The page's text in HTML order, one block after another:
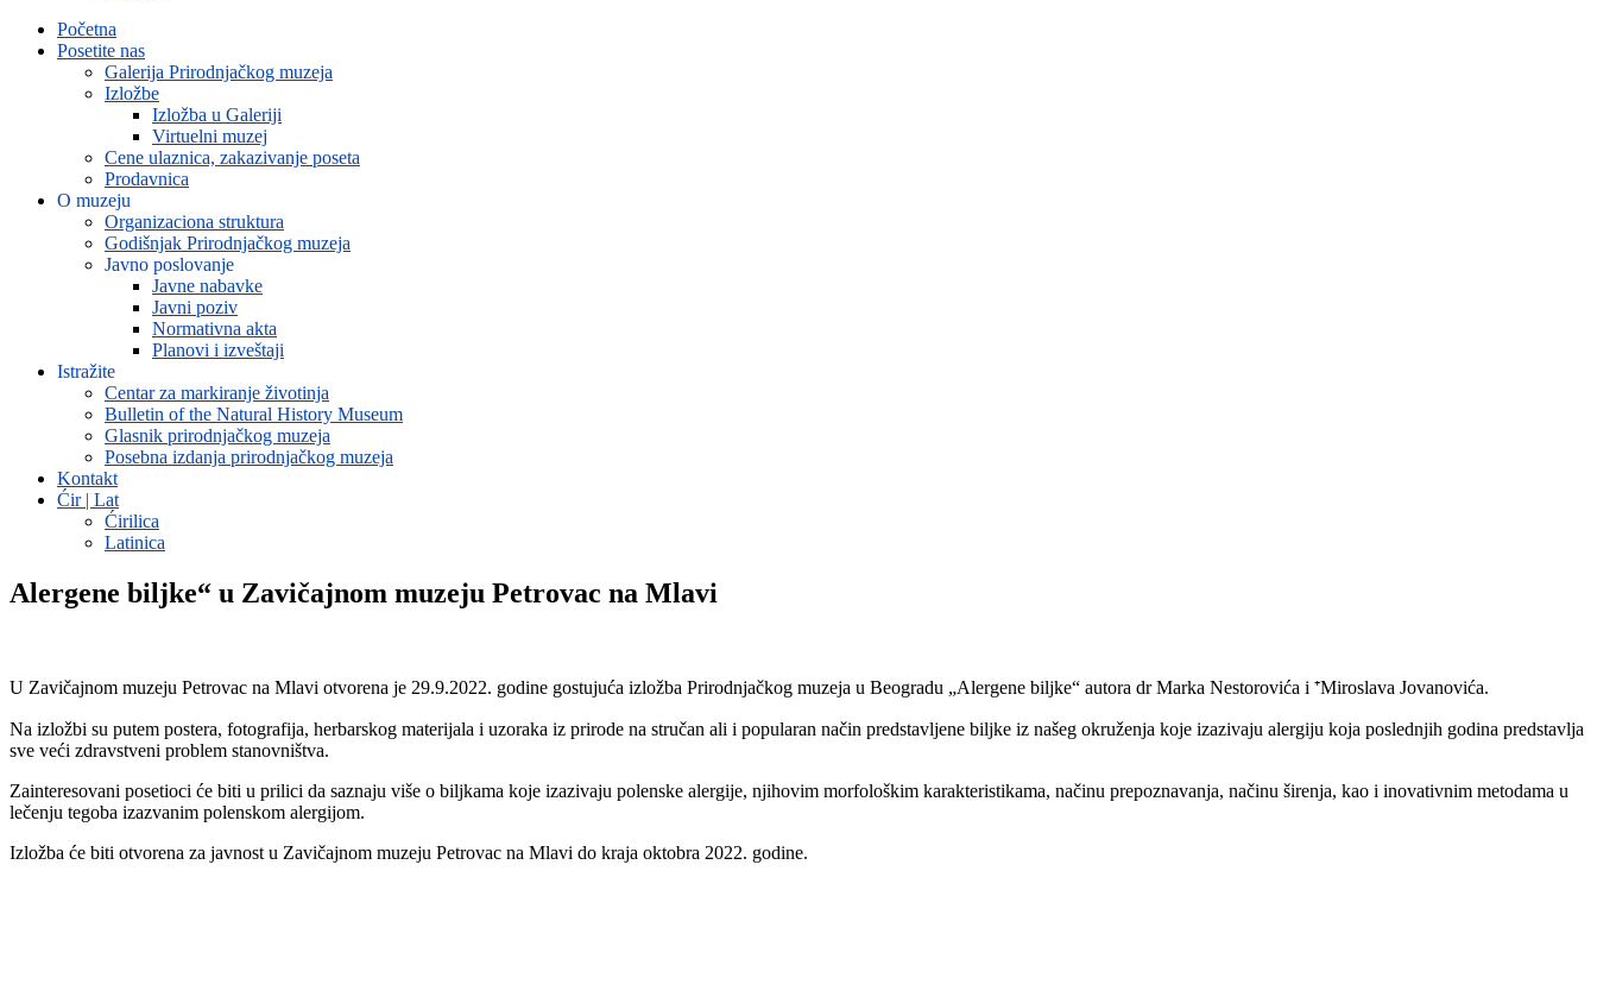
Početna
Posetite nas
Galerija Prirodnjačkog muzeja
Izložbe
Izložba u Galeriji
Virtuelni muzej
Cene ulaznica, zakazivanje poseta
Prodavnica
O muzeju
Organizaciona struktura
Godišnjak Prirodnjačkog muzeja
Javno poslovanje
Javne nabavke
Javni poziv
Normativna akta
Planovi i izveštaji
Istražite
Centar za markiranje životinja
Bulletin of the Natural History Museum
Glasnik prirodnjačkog muzeja
Posebna izdanja prirodnjačkog muzeja
Kontakt
Ćir | Lat
Ćirilica
Latinica
Alergene biljke“ u Zavičajnom muzeju Petrovac na Mlavi
U Zavičajnom muzeju Petrovac na Mlavi otvorena je 29.9.2022. godine gostujuća izložba Prirodnjačkog muzeja u Beogradu „Alergene biljke“ autora dr Marka Nestorovića i ⁺Miroslava Jovanovića.
Na izložbi su putem postera, fotografija, herbarskog materijala i uzoraka iz prirode na stručan ali i popularan način predstavljene biljke iz našeg okruženja koje izazivaju alergiju koja poslednjih godina predstavlja
sve veći zdravstveni problem stanovništva.
Zainteresovani posetioci će biti u prilici da saznaju više o biljkama koje izazivaju polenske alergije, njihovim morfološkim karakteristikama, načinu prepoznavanja, načinu širenja, kao i inovativnim metodama u
lečenju tegoba izazvanim polenskom alergijom.
Izložba će biti otvorena za javnost u Zavičajnom muzeju Petrovac na Mlavi do kraja oktobra 2022. godine.